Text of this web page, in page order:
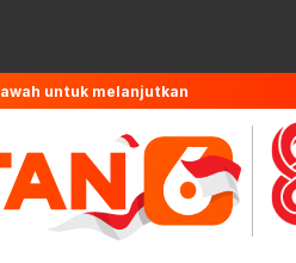
untuk melanjutkan